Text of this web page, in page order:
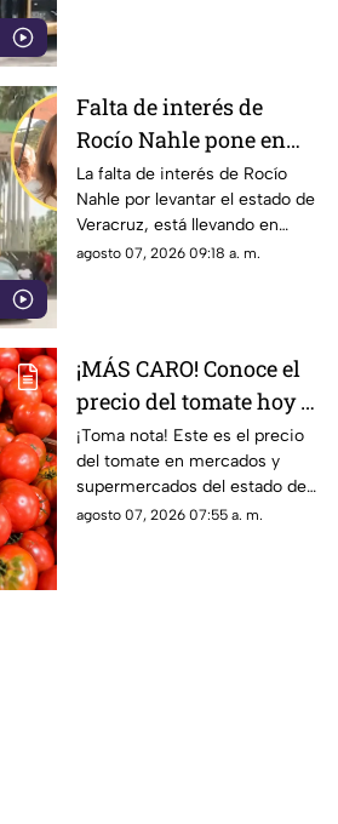
Falta de interés de
Rocío Nahle pone en
riesgo economía de
Veracruz; cierre de
ingenio lo exhibe
La falta de interés de Rocío
Nahle por levantar el estado de
Veracruz, está llevando en
picada a los veracruzanos
varios años.
agosto 07, 2026 09:18 a. m.
¡MÁS CARO! Conoce el
precio del tomate hoy 7
de agosto 2026 en
Veracruz
¡Toma nota! Este es el precio
del tomate en mercados y
supermercados del estado de
Veracruz hoy viernes 7 de
agosto 07, 2026 07:55 a. m.